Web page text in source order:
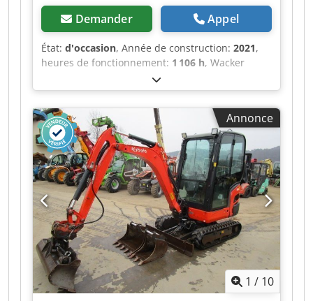
Demander Appel
État: d'occasion, Année de construction: 2021,
heures de fonctionnement: 1 106 h, Wacker
Neuson ET16, mini-excavatrice, année de
fabrication 2021, avec 1 106 heures de
fonctionnement : ----* Fabricant : Wacker
Neuson * Type : ET16 * Année de fabrication :
2021 * Nombre d’heures de fonctionnement :
environ 1 106 Cedpfx Aszq Aimjntjha * Poids en
état de marche : environ 1 715 kg * Inclut :
3 godets * Cabine complète * Chenilles
élargissables * Vidéo disponible sur demande *
Prix : 14 900 €, hors taxes + 19 % de TVA. ----
Pour toute question complémentaire, veuillez
appeler : Erik Kortum : WhatsApp ?Toutes les
informations sont données sans garantie, sous
réserve d’erreurs et de vente entre-temps. ?
Annonce
1 / 10